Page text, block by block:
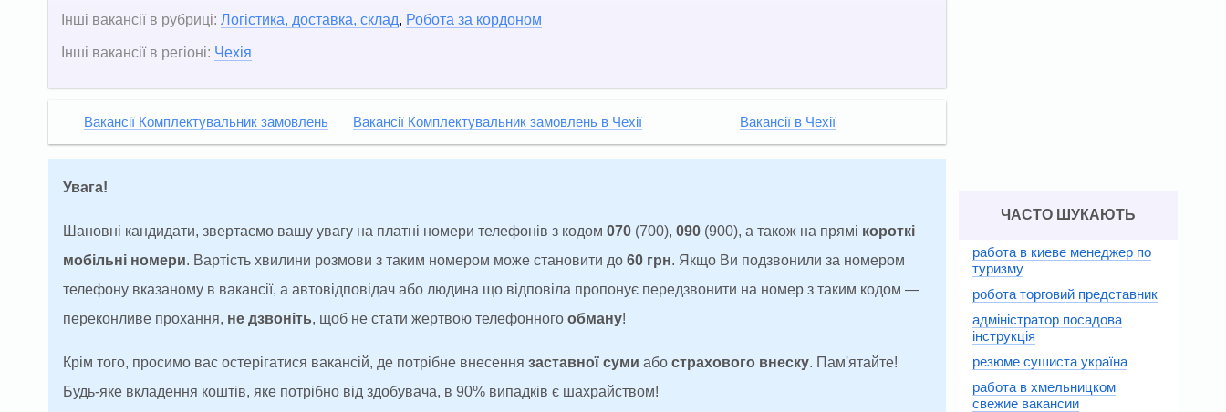
Інші вакансії в рубриці: Логістика, доставка, склад, Робота за кордоном
Інші вакансії в регіоні: Чехія
Вакансії Комплектувальник замовлень Вакансії Комплектувальник замовлень в Чехії Вакансії в Чехії
Увага!
Шановні кандидати, звертаємо вашу увагу на платні номери телефонів з кодом 070 (700), 090 (900), а також на прямі короткі
мобільні номери. Вартість хвилини розмови з таким номером може становити до 60 грн. Якщо Ви подзвонили за номером
телефону вказаному в вакансії, а автовідповідач або людина що відповіла пропонує передзвонити на номер з таким кодом —
переконливе прохання, не дзвоніть, щоб не стати жертвою телефонного обману!
Крім того, просимо вас остерігатися вакансій, де потрібне внесення заставної суми або страхового внеску. Пам'ятайте!
Будь-яке вкладення коштів, яке потрібно від здобувача, в 90% випадків є шахрайством!
ЧАСТО ШУКАЮТЬ
работа в киеве менеджер по
туризму
робота торговий представник
адміністратор посадова
інструкція
резюме сушиста україна
работа в хмельницком
свежие вакансии